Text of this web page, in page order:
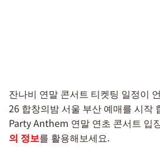
잔나비 연말 콘서트 티켓팅 일정이
26 합창의밤 서울 부산 예매를 시작
Party Anthem 연말 연초 콘서트 입
의 정보를 활용해보세요.